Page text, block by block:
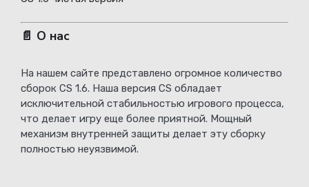
📄 О нас
На нашем сайте представлено огромное количество
сборок CS 1.6. Наша версия CS обладает
исключительной стабильностью игрового процесса,
что делает игру еще более приятной. Мощный
механизм внутренней защиты делает эту сборку
полностью неуязвимой.